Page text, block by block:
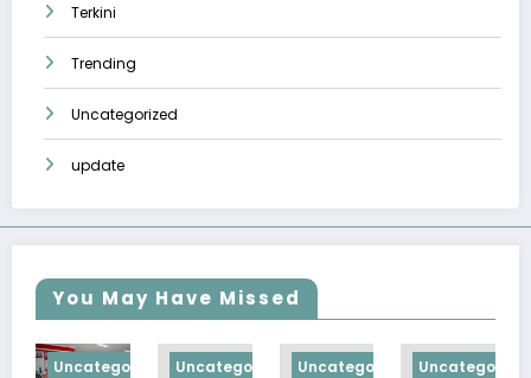
Terkini
Trending
Uncategorized
update
You May Have Missed
Uncategorized Uncategorized Uncategorized